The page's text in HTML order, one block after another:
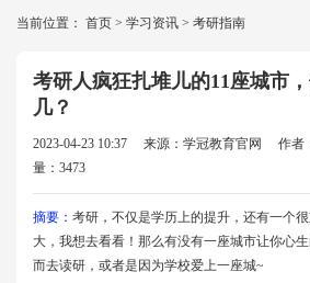
当前位置： 首页 > 学习资讯 > 考研指南
考研人疯狂扎堆儿的11座城市
几？
2023-04-23 10:37 来源：学冠教育官网 作者
量：3473
摘要： 考研，不仅是学历上的提升，还有一个
大，我想去看看！那么有没有一座城市让你心
而去读研，或者是因为学校爱上一座城~